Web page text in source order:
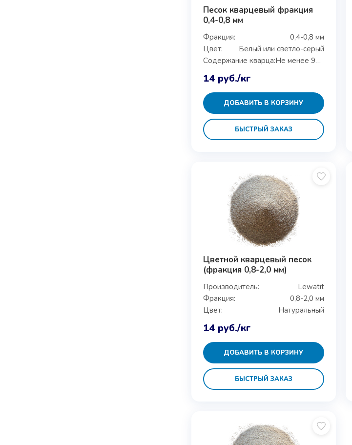
Песок кварцевый фракция
0,4-0,8 мм
Фракция:
0,4-0,8 мм
Цвет:
Белый или светло-серый
Содержание кварца:
Не менее 99%
14 руб./кг
ДОБАВИТЬ В КОРЗИНУ
БЫСТРЫЙ ЗАКАЗ
Цветной кварцевый песок
(фракция 0,8-2,0 мм)
Производитель:
Lewatit
Фракция:
0,8-2,0 мм
Цвет:
Натуральный
14 руб./кг
ДОБАВИТЬ В КОРЗИНУ
БЫСТРЫЙ ЗАКАЗ